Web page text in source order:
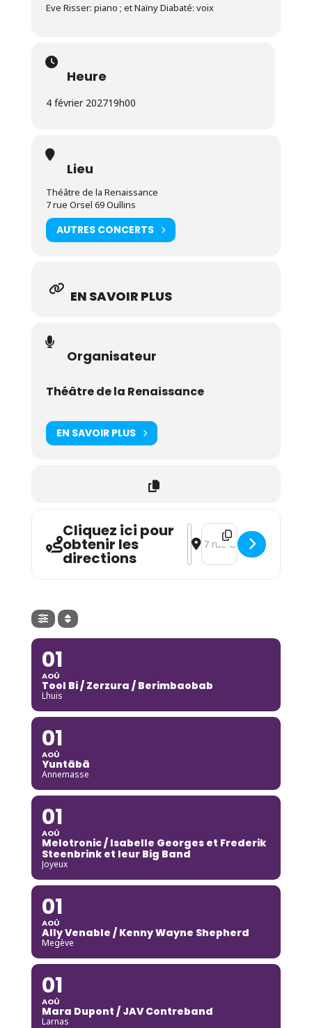
Eve Risser: piano ; et Naïny Diabaté: voix
Heure
4 février 202719h00
Lieu
Théâtre de la Renaissance
7 rue Orsel 69 Oullins
AUTRES CONCERTS
EN SAVOIR PLUS
Organisateur
Théâtre de la Renaissance
EN SAVOIR PLUS
Cliquez ici pour
obtenir les
directions
Address - Eve Risser &
Destination Address -
01
AOÛ
Tool Bi / Zerzura / Berimbaobab
Lhuis
01
AOÛ
Yuntãbã
Annemasse
01
AOÛ
Melotronic / Isabelle Georges et Frederik
Steenbrink et leur Big Band
Joyeux
01
AOÛ
Ally Venable / Kenny Wayne Shepherd
Megève
01
AOÛ
Mara Dupont / JAV Contreband
Larnas